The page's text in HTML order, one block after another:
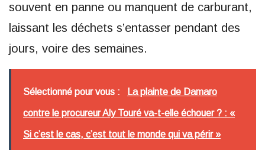
souvent en panne ou manquent de carburant,
laissant les déchets s’entasser pendant des
jours, voire des semaines.
Sélectionné pour vous : La plainte de Damaro
contre le procureur Aly Touré va-t-elle échouer ? : «
Si c’est le cas, c’est tout le monde qui va périr »